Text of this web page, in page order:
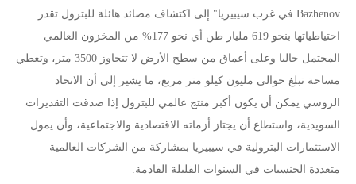
Bazhenov في غرب سيبيريا" إلى اكتشاف مصائد هائلة للبترول تقدر
احتياطياتها بنحو 619 مليار طن أي نحو 177% من المخزون العالمي
المحتمل حاليا وعلى أعماق من سطح الأرض لا تتجاوز 3500 متر، وتغطي
مساحة تبلغ حوالي مليون كيلو متر مربع، ما يشير إلى أن الاتحاد
الروسي يمكن أن يكون أكبر منتج عالمي للبترول إذا صدقت التقديرات
السويدية، واستطاع أن يجتاز أزماته الاقتصادية والاجتماعية، وأن يمول
الاستثمارات البترولية في سيبيريا بمشاركة من الشركات العالمية
متعددة الجنسيات في السنوات القليلة القادمة.